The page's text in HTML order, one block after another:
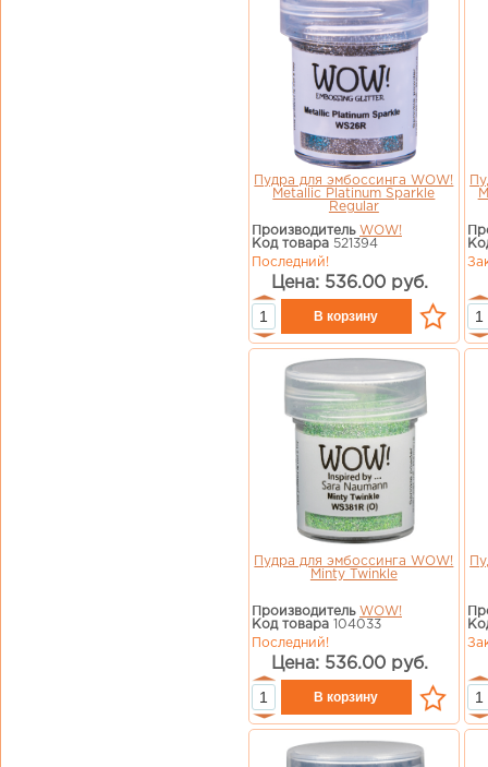
Пудра для эмбоссинга WOW!
Metallic Platinum Sparkle
Regular
Производитель WOW!
Код товара 521394
Последний!
Цена: 536.00 руб.
Пудра для эмбоссинга WOW!
Minty Twinkle
Производитель WOW!
Код товара 104033
Последний!
Цена: 536.00 руб.